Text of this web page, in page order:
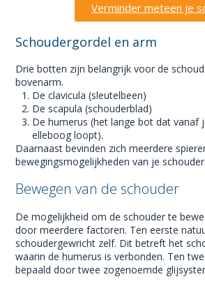
Verminder meteen je
Schoudergordel en arm
Drie botten zijn belangrijk voor de
bovenarm.
De clavicula (sleutelbeen)
De scapula (schouderblad)
De humerus (het lange bot dat vanaf
elleboog loopt).
Daarnaast bevinden zich meerdere
bewegingsmogelijkheden van je schouder.
Bewegen van de schouder
De mogelijkheid om de schouder te
door meerdere factoren. Ten eerste
schoudergewricht zelf. Dit betreft het
waarin de humerus is verbonden. Ten
bepaald door twee zogenoemde